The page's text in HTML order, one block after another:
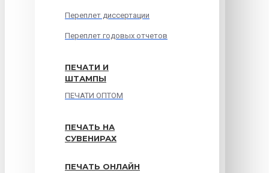
Переплет диссертации
Переплет годовых отчетов
ПЕЧАТИ И
ШТАМПЫ
ПЕЧАТИ ОПТОМ
ПЕЧАТЬ НА
СУВЕНИРАХ
ПЕЧАТЬ ОНЛАЙН